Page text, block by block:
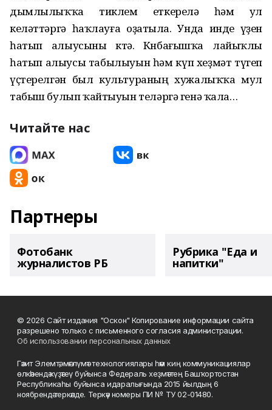
дымлылыҡҡа тиклем еткерелә һәм ул
келәттәргә һаҡлауға оҙатыла. Унда инде үҙен
һатып алыусыны көтә. Көнбағышҡа лайыҡлы
һатып алыусы табылыуын һәм күп хеҙмәт түгеп
үҫтерелгән был культураның хужалыҡҡа мул
табыш булып ҡайтыуын теләргә генә ҡала…
Читайте нас
Партнеры
Фотобанк
журналистов РБ
Рубрика "Еда и
напитки"
© 2026 Сайт издания "Оскон" Копирование информации сайта
разрешено только с письменного согласия администрации.
Об использовании персональных данных
Гәзит Элемтә, мәғлүмәт технологиялары һәм киң коммуникациялар
өлкәһендә күҙәтеү буйынса Федераль хеҙмәттең Башҡортостан
Республикаһы буйынса идаралығында 2015 йылдың 6
ноябрендә теркәлде. Теркәү номеры ПИ № ТУ 02-01480.